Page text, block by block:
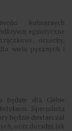
kulinarnych
egzotyczne
orzechy,
wielu pysznych i
będzie dla Ciebie
Specjalista
będzie dostarczał
oraz doradzi, jak